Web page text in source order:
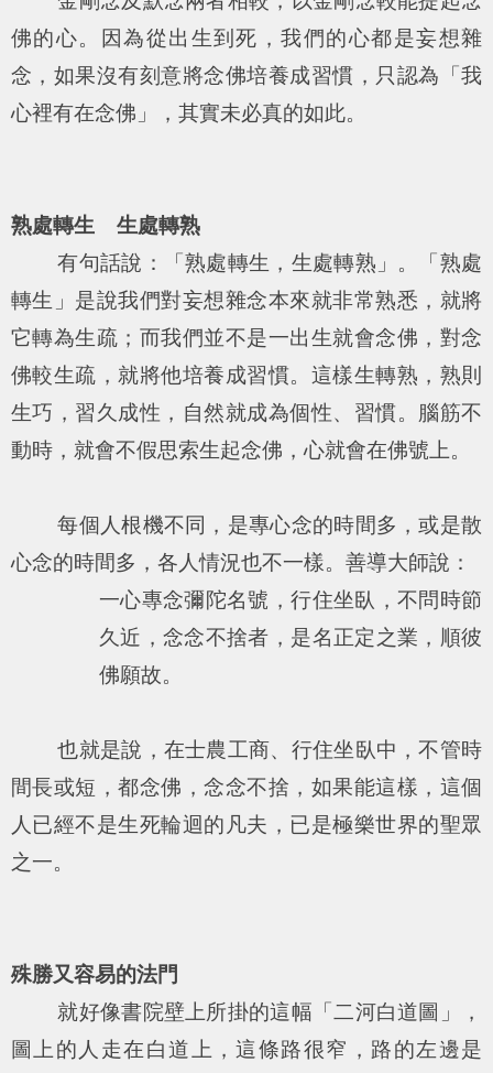
佛的心。因為從出生到死，我們的心都是妄想雜
念，如果沒有刻意將念佛培養成習慣，只認為「我
心裡有在念佛」，其實未必真的如此。
熟處轉生 生處轉熟
有句話說：「熟處轉生，生處轉熟」。「熟處
轉生」是說我們對妄想雜念本來就非常熟悉，就將
它轉為生疏；而我們並不是一出生就會念佛，對念
佛較生疏，就將他培養成習慣。這樣生轉熟，熟則
生巧，習久成性，自然就成為個性、習慣。腦筋不
動時，就會不假思索生起念佛，心就會在佛號上。
每個人根機不同，是專心念的時間多，或是散
心念的時間多，各人情況也不一樣。善導大師說：
一心專念彌陀名號，行住坐臥，不問時節
久近，念念不捨者，是名正定之業，順彼
佛願故。
也就是說，在士農工商、行住坐臥中，不管時
間長或短，都念佛，念念不捨，如果能這樣，這個
人已經不是生死輪迴的凡夫，已是極樂世界的聖眾
之一。
殊勝又容易的法門
就好像書院壁上所掛的這幅「二河白道圖」，
圖上的人走在白道上，這條路很窄，路的左邊是